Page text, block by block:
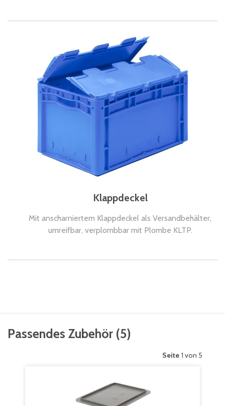
Klappdeckel
Mit anscharniertem Klappdeckel als Versandbehälter,
umreifbar, verplombbar mit Plombe KLTP.
Passendes Zubehör (5)
Seite 1 von 5